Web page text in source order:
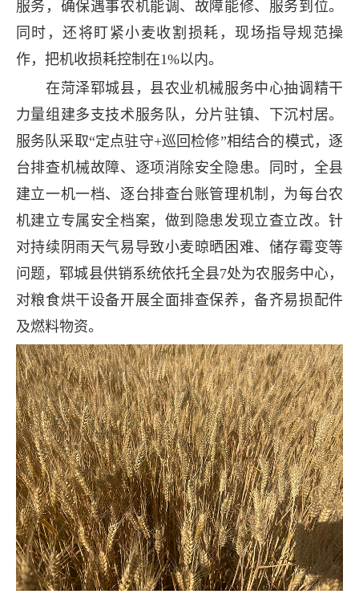
服务，确保遇事农机能调、故障能修、服务到位。
同时，还将盯紧小麦收割损耗，现场指导规范操
作，把机收损耗控制在1%以内。
在菏泽郓城县，县农业机械服务中心抽调精干
力量组建多支技术服务队，分片驻镇、下沉村居。
服务队采取“定点驻守+巡回检修”相结合的模式，逐
台排查机械故障、逐项消除安全隐患。同时，全县
建立一机一档、逐台排查台账管理机制，为每台农
机建立专属安全档案，做到隐患发现立查立改。针
对持续阴雨天气易导致小麦晾晒困难、储存霉变等
问题，郓城县供销系统依托全县7处为农服务中心，
对粮食烘干设备开展全面排查保养，备齐易损配件
及燃料物资。